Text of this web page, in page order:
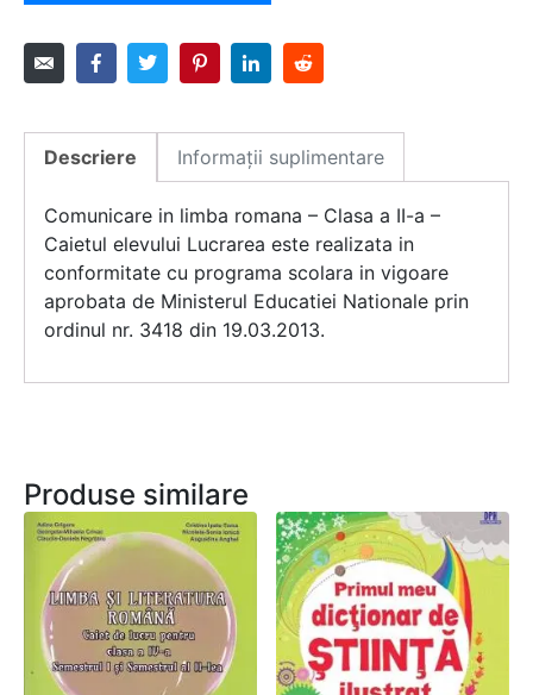
Descriere Informații suplimentare
Comunicare in limba romana – Clasa a II-a –
Caietul elevului Lucrarea este realizata in
conformitate cu programa scolara in vigoare
aprobata de Ministerul Educatiei Nationale prin
ordinul nr. 3418 din 19.03.2013.
Produse similare